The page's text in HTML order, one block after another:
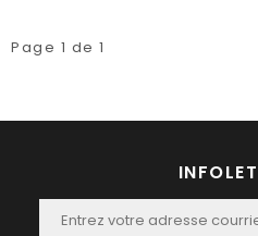
Page 1 de 1